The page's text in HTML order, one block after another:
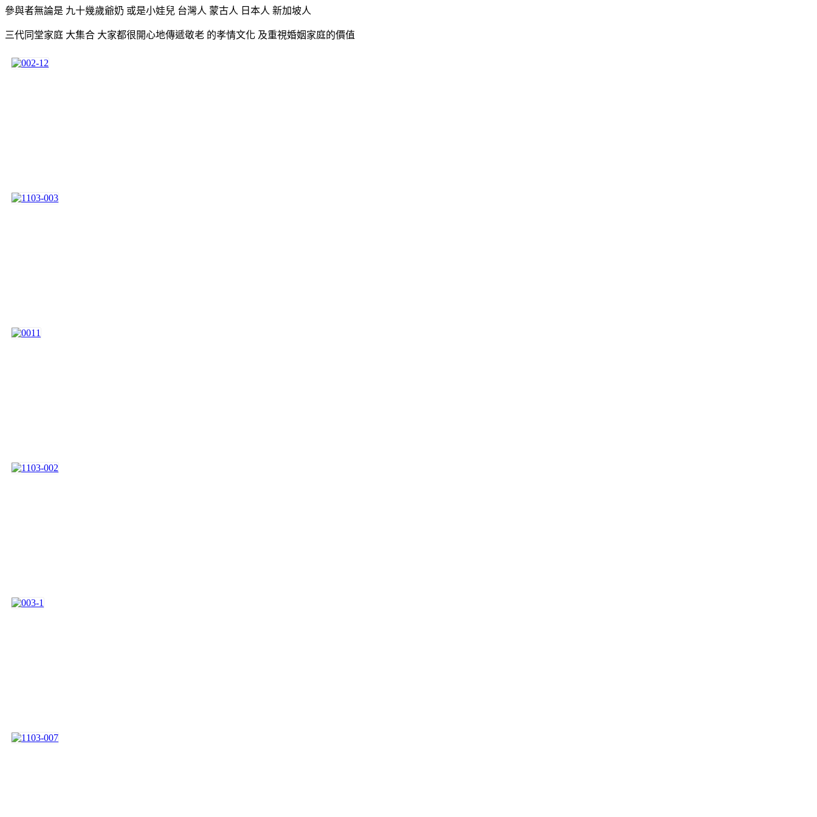
參與者無論是 九十幾歲爺奶 或是小娃兒 台灣人 蒙古人 日本人 新加坡人
三代同堂家庭 大集合 大家都很開心地傳遞敬老 的孝情文化 及重視婚姻家庭的價值